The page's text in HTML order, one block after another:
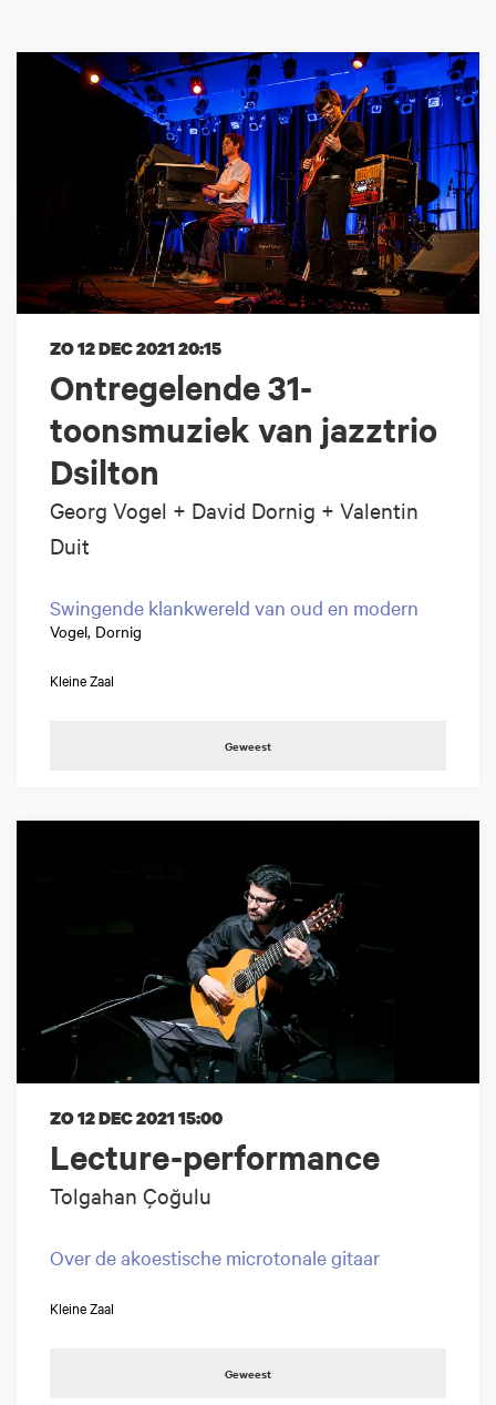
Ontregelende 31-
toonsmuziek van jazztrio
Dsilton
Georg Vogel + David Dornig + Valentin
Duit
ZO 12 DEC 202120:15
Swingende klankwereld van oud en modern
Vogel, Dornig
Kleine Zaal
Geweest
Lecture-performance
Tolgahan Çoğulu
ZO 12 DEC 202115:00
Over de akoestische microtonale gitaar
Kleine Zaal
Geweest